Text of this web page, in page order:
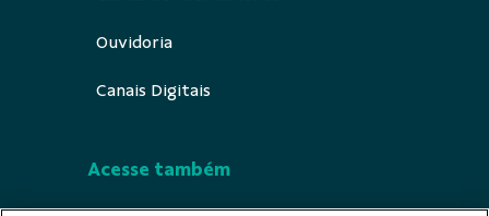
Ouvidoria
Canais Digitais
Acesse também